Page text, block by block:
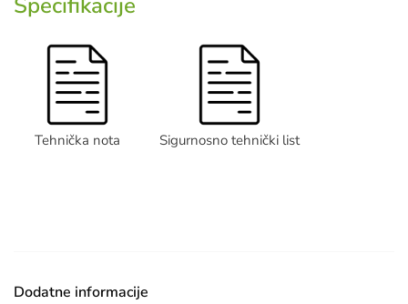
Tehnička nota Sigurnosno tehnički list
Dodatne informacije